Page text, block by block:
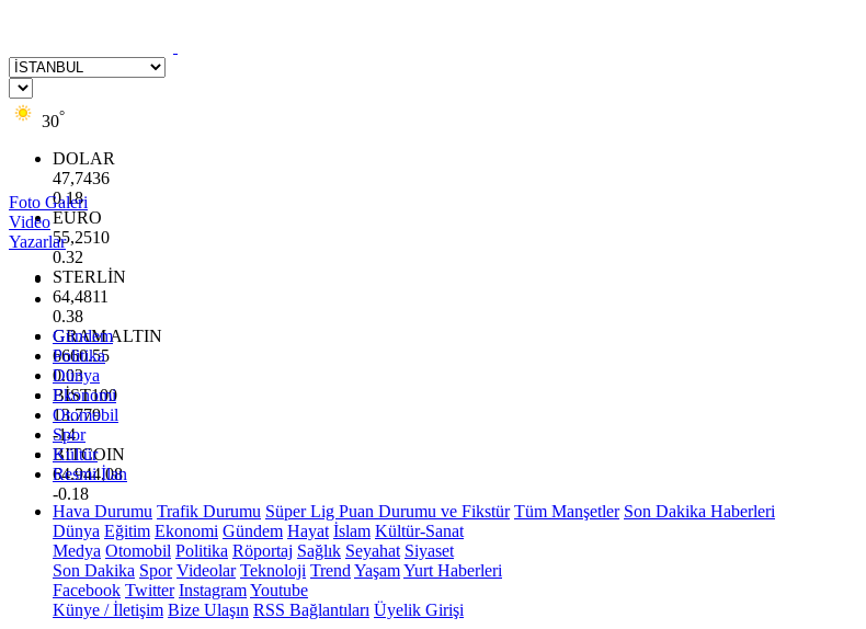
30°
DOLAR
47,7436
0.18
EURO
55,2510
0.32
STERLİN
64,4811
0.38
GRAM ALTIN
6660.55
0.03
BİST100
13.779
-14
BITCOIN
64.944,08
-0.18
Foto Galeri
Video
Yazarlar
Gündem
Politika
Dünya
Ekonomi
Otomobil
Spor
Kültür
Resmi İlan
Hava Durumu Trafik Durumu Süper Lig Puan Durumu ve Fikstür Tüm Manşetler Son Dakika Haberleri
Dünya Eğitim Ekonomi Gündem Hayat İslam Kültür-Sanat
Medya Otomobil Politika Röportaj Sağlık Seyahat Siyaset
Son Dakika Spor Videolar Teknoloji Trend YaşamYurt Haberleri
Facebook Twitter InstagramYoutube
Künye / İletişim Bize Ulaşın RSS Bağlantıları Üyelik Girişi